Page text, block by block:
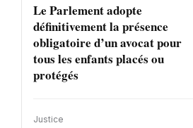
Le Parlement adopte
définitivement la présence
obligatoire d’un avocat pour
tous les enfants placés ou
protégés
Justice